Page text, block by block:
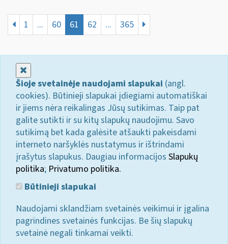
1 ... 60 61 62 ... 365
Šioje svetainėje naudojami slapukai (angl.
cookies). Būtinieji slapukai įdiegiami automatiškai
ir jiems nėra reikalingas Jūsų sutikimas. Taip pat
galite sutikti ir su kitų slapukų naudojimu. Savo
sutikimą bet kada galėsite atšaukti pakeisdami
interneto naršyklės nustatymus ir ištrindami
įrašytus slapukus. Daugiau informacijos Slapukų
politika; Privatumo politika.
Būtinieji slapukai
Naudojami sklandžiam svetainės veikimui ir įgalina
pagrindines svetainės funkcijas. Be šių slapukų
svetainė negali tinkamai veikti.